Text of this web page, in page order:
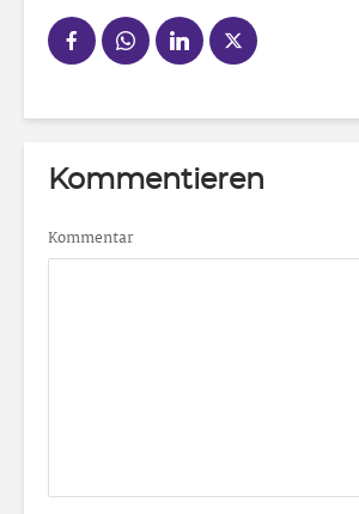
Kommentieren
Kommentar